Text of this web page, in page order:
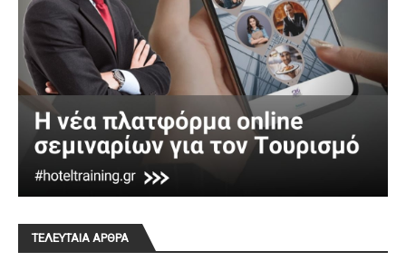
ΤΕΛΕΥΤΑΙΑ ΑΡΘΡΑ